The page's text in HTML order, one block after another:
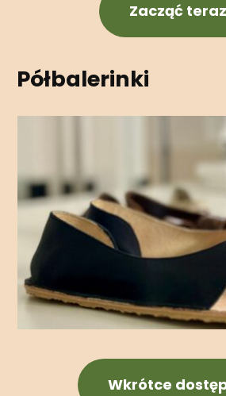
Zacząć teraz
Półbalerinki
Wkrótce